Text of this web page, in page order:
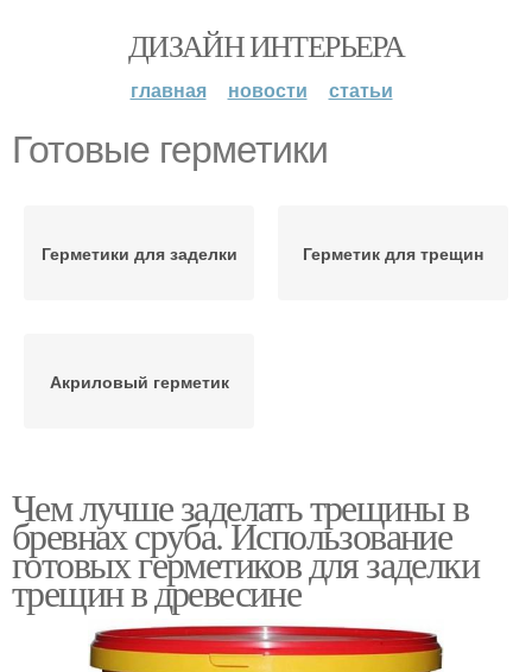
ДИЗАЙН ИНТЕРЬЕРА
главная новости статьи
Готовые герметики
Герметики для заделки Герметик для трещин
Акриловый герметик
Чем лучше заделать трещины в
бревнах сруба. Использование
готовых герметиков для заделки
трещин в древесине